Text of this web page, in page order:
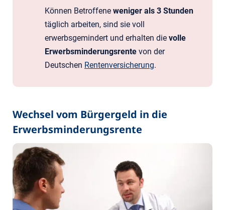
Können Betroffene weniger als 3 Stunden
täglich arbeiten, sind sie voll
erwerbsgemindert und erhalten die volle
Erwerbsminderungsrente von der
Deutschen Rentenversicherung.
Wechsel vom Bürgergeld in die
Erwerbsminderungsrente